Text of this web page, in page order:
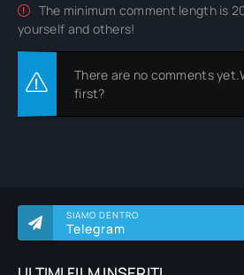
SIAMO DENTRO
Telegram
The minimum comment length is
yourself and others!
There are no comments
first?